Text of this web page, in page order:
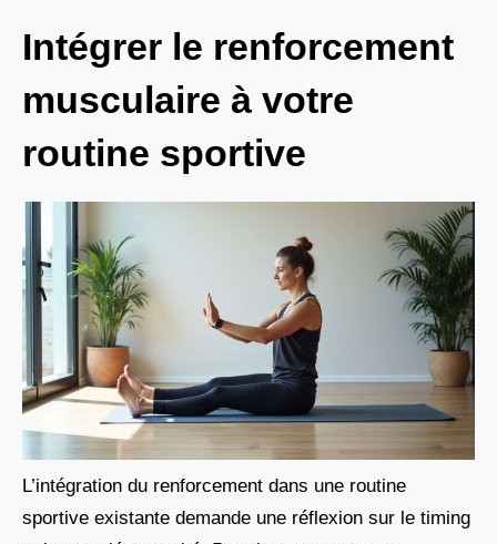
Intégrer le renforcement
musculaire à votre
routine sportive
L’intégration du renforcement dans une routine
sportive existante demande une réflexion sur le timing